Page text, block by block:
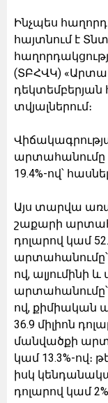
Ինչպես
հայտնում է
(ՏԲՀՎԿ)
տվյալներում։
արտահանումը
19.4%-ով՝
Այս տարվա
շաքարի
դոլարով կամ
արտահանումը՝
ով, ալյումինի
արտահանումը՝
ով, քիմիական
36.9 միլիոն
մանվածքի
կամ 13.3%-ով։
իսկ
դոլարով կամ